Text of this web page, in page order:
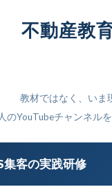
不動産教
教材ではなく、いま
のYouTubeチャンネル
集客の実践研修